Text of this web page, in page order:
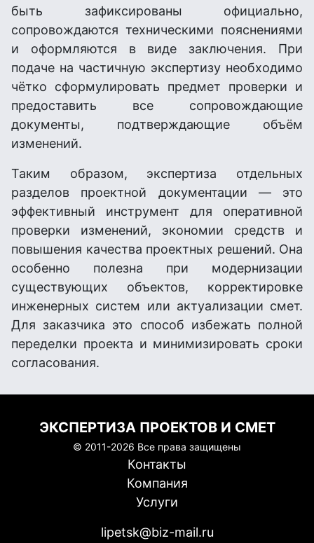
быть зафиксированы официально,
сопровождаются техническими пояснениями
и оформляются в виде заключения. При
подаче на частичную экспертизу необходимо
чётко сформулировать предмет проверки и
предоставить все сопровождающие
документы, подтверждающие объём
изменений.
Таким образом, экспертиза отдельных
разделов проектной документации — это
эффективный инструмент для оперативной
проверки изменений, экономии средств и
повышения качества проектных решений. Она
особенно полезна при модернизации
существующих объектов, корректировке
инженерных систем или актуализации смет.
Для заказчика это способ избежать полной
переделки проекта и минимизировать сроки
согласования.
ЭКСПЕРТИЗА ПРОЕКТОВ И СМЕТ
© 2011-2026 Все права защищены
Контакты
Компания
Услуги
lipetsk@biz-mail.ru